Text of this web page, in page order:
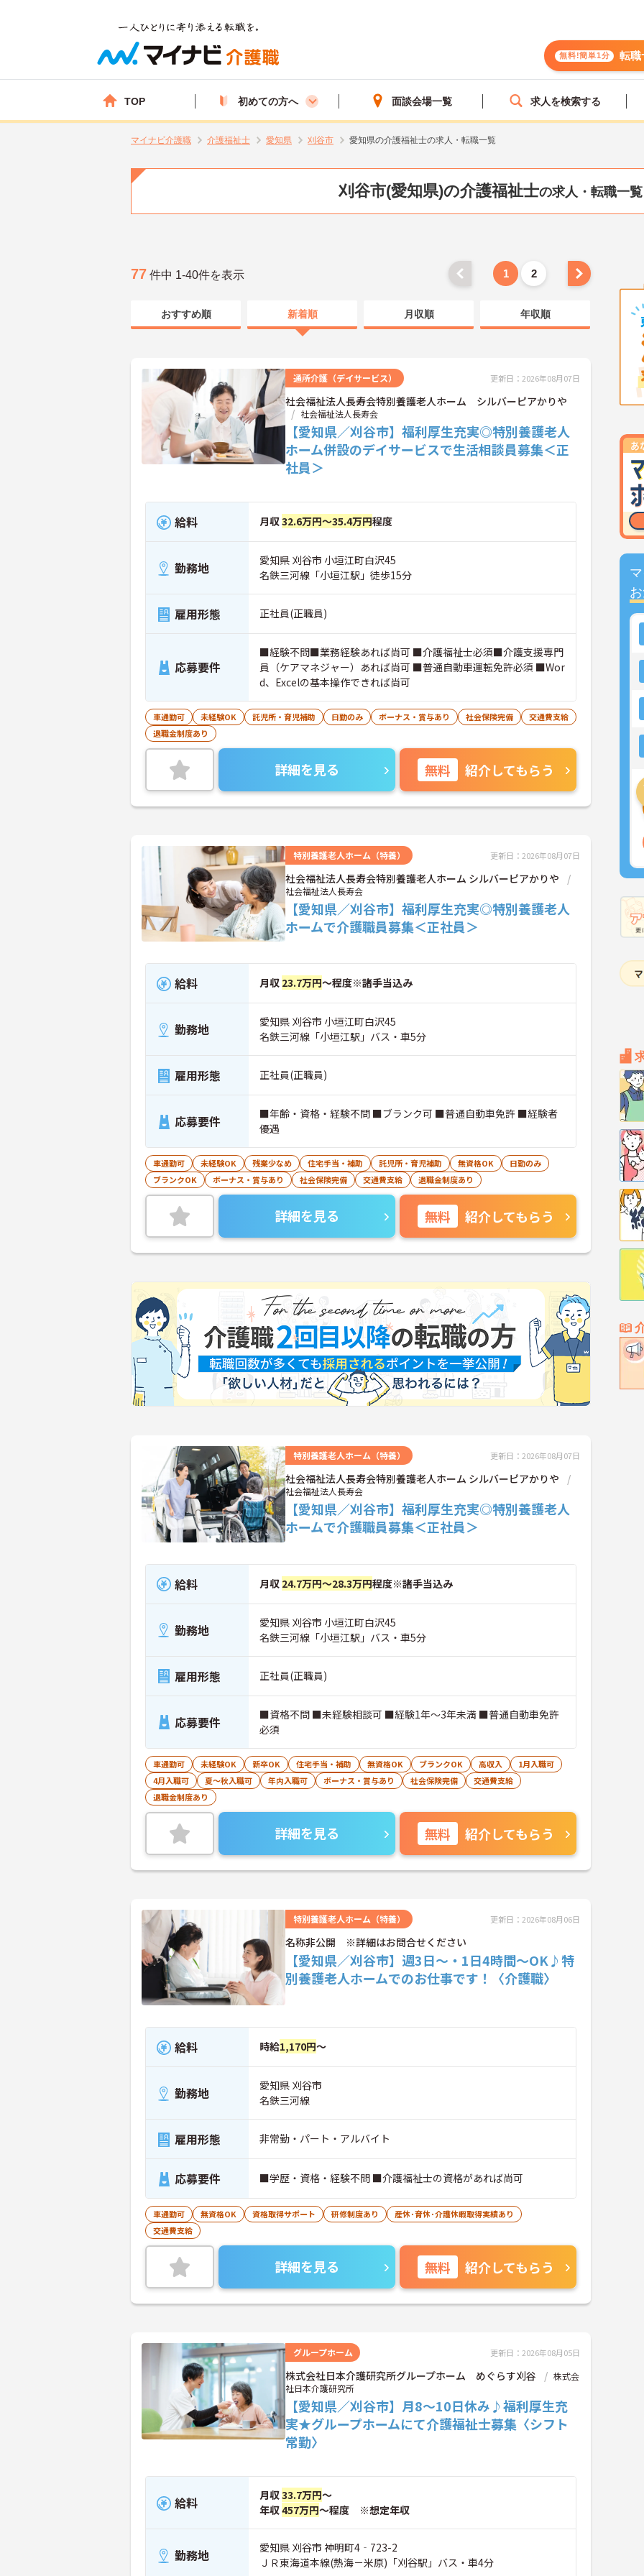
無料!簡単1分 転職
TOP 初めての方へ 面談会場一覧 求人を検索する
マイナビ介護職 介護福祉士 愛知県 刈谷市 愛知県の介護福祉士の求人・転職一覧
刈谷市(愛知県)の介護福祉士の求人・転職一覧
77 件中 1-40件を表示 1 2
おすすめ順 新着順 月収順 年収順
通所介護（デイサービス） 更新日：2026年08月07日
社会福祉法人長寿会特別養護老人ホーム シルバーピアかりや
社会福祉法人長寿会
【愛知県／刈谷市】福利厚生充実◎特別養護老人
ホーム併設のデイサービスで生活相談員募集＜正
社員＞
給料 月収32.6万円～35.4万円程度
勤務地
愛知県 刈谷市 小垣江町白沢45
名鉄三河線「小垣江駅」徒歩15分
雇用形態 正社員(正職員)
応募要件
■経験不問■業務経験あれば尚可 ■介護福祉士必須■介護支援専門
員（ケアマネジャー）あれば尚可 ■普通自動車運転免許必須 ■Wor
d、Excelの基本操作できれば尚可
車通勤可 未経験OK 託児所・育児補助 日勤のみ ボーナス・賞与あり 社会保険完備
交通費支給
退職金制度あり
詳細を見る 無料 紹介してもらう
特別養護老人ホーム（特養） 更新日：2026年08月07日
社会福祉法人長寿会特別養護老人ホーム シルバーピアかりや
社会福祉法人長寿会
【愛知県／刈谷市】福利厚生充実◎特別養護老人
ホームで介護職員募集＜正社員＞
給料 月収 23.7万円～程度※諸手当込み
勤務地
愛知県 刈谷市 小垣江町白沢45
名鉄三河線「小垣江駅」バス・車5分
雇用形態 正社員(正職員)
応募要件
■年齢・資格・経験不問 ■ブランク可 ■普通自動車免許 ■経験者
優遇
車通勤可 未経験OK 残業少なめ 住宅手当・補助 託児所・育児補助 無資格OK
日勤のみ
ブランクOK
ボーナス・賞与あり 社会保険完備 交通費支給 退職金制度あり
詳細を見る 無料 紹介してもらう
特別養護老人ホーム（特養） 更新日：2026年08月07日
社会福祉法人長寿会特別養護老人ホーム シルバーピアかりや
社会福祉法人長寿会
【愛知県／刈谷市】福利厚生充実◎特別養護老人
ホームで介護職員募集＜正社員＞
給料 月収 24.7万円～28.3万円程度※諸手当込み
勤務地
愛知県 刈谷市 小垣江町白沢45
名鉄三河線「小垣江駅」バス・車5分
雇用形態 正社員(正職員)
応募要件
■資格不問 ■未経験相談可 ■経験1年～3年未満 ■普通自動車免許
必須
車通勤可 未経験OK 新卒OK 住宅手当・補助 無資格OK ブランクOK 高収入
1月入職可
4月入職可
夏～秋入職可 年内入職可 ボーナス・賞与あり 社会保険完備
交通費支給
退職金制度あり
詳細を見る 無料 紹介してもらう
特別養護老人ホーム（特養） 更新日：2026年08月06日
名称非公開 ※詳細はお問合せください
【愛知県／刈谷市】週3日～・1日4時間～OK♪特
別養護老人ホームでのお仕事です！〈介護職〉
給料 時給1,170円～
勤務地
愛知県 刈谷市
名鉄三河線
雇用形態 非常勤・パート・アルバイト
応募要件 ■学歴・資格・経験不問 ■介護福祉士の資格があれば尚可
車通勤可 無資格OK 資格取得サポート 研修制度あり
産休･育休･介護休暇取得実績あり
交通費支給
詳細を見る 無料 紹介してもらう
グループホーム 更新日：2026年08月05日
株式会社日本介護研究所グループホーム めぐらす刈谷
株式会
社日本介護研究所
【愛知県／刈谷市】月8～10日休み♪福利厚生充
実★グループホームにて介護福祉士募集〈シフト
常勤〉
給料 月収33.7万円～
年収457万円～程度 ※想定年収
勤務地
愛知県 刈谷市 神明町4‐723-2
ＪＲ東海道本線(熱海－米原)「刈谷駅」バス・車4分